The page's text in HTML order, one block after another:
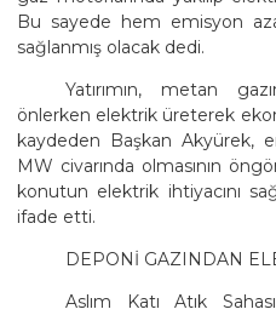
Bu sayede hem emisyon
sağlanmış olacak dedi.
Yatırımın, metan
önlerken elektrik üreterek
kaydeden Başkan Akyürek,
MW civarında olmasının
konutun elektrik ihtiyacını
ifade etti.
DEPONİ GAZINDAN
Aslım Katı Atık